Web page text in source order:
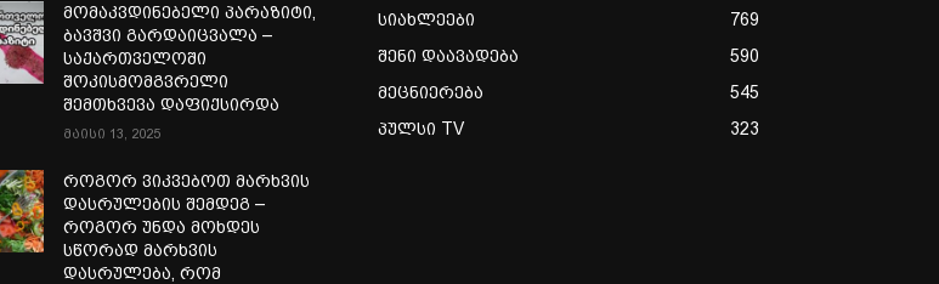
მომაკვდინებელი პარაზიტი,
ბავშვი გარდაიცვალა –
საქართველოში
შოკისმომგვრელი
შემთხვევა დაფიქსირდა
მაისი 13, 2025
როგორ ვიკვებოთ მარხვის
დასრულების შემდეგ –
როგორ უნდა მოხდეს
სწორად მარხვის
დასრულება, რომ
სიახლეები
769
შენი დაავადება
590
მეცნიერება
545
პულსი TV
323